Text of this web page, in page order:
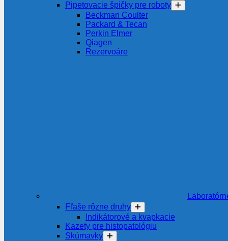
Pipetovacie špičky pre roboty
Beckman Coulter
Packard & Tecan
Perkin Elmer
Qiagen
Rezervoáre
Fľaše rôzne druhy
Indikátorové a kvapkacie
Kazety pre histopatológiu
Skúmavky